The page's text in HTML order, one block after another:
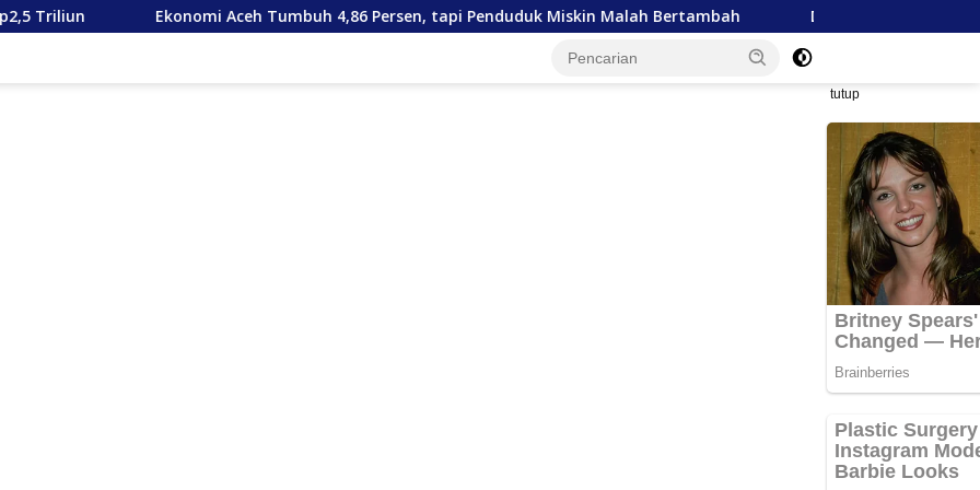
Ekonomi Aceh Tumbuh 4,86 Persen, tapi Penduduk Miskin Malah Bertambah Dana Sudah Disalurkan, Mentan
tutup